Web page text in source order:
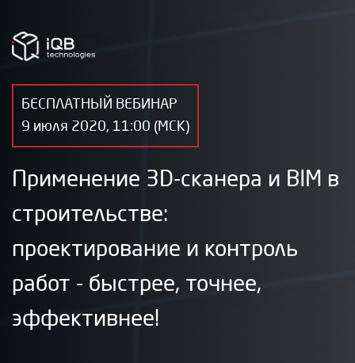
БЕСПЛАТНЫЙ ВЕБИНАР
9 июля 2020, 11:00 (МСК)
Применение 3D-сканера и BIM в
строительстве:
проектирование и контроль
работ - быстрее, точнее,
эффективнее!